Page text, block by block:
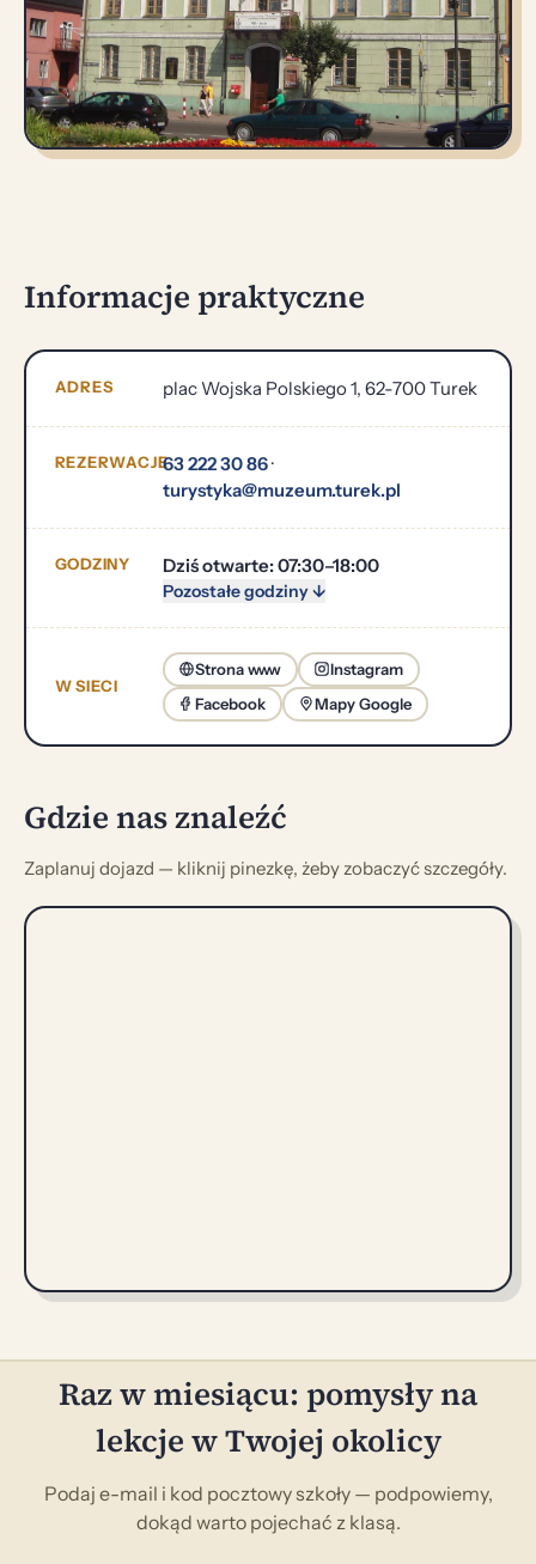
Informacje praktyczne
ADRES plac Wojska Polskiego 1, 62-700 Turek
REZERWACJE63 222 30 86·
turystyka@muzeum.turek.pl
GODZINY Dziś otwarte: 07:30–18:00
Pozostałe godziny ↓
W SIECI
Strona www
Instagram
Facebook
Mapy Google
Gdzie nas znaleźć
Zaplanuj dojazd — kliknij pinezkę, żeby zobaczyć szczegóły.
Raz w miesiącu: pomysły na
lekcje w Twojej okolicy
Podaj e-mail i kod pocztowy szkoły — podpowiemy,
dokąd warto pojechać z klasą.